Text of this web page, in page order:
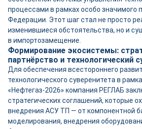
процессами в рамках особо значимого
Федерации. Этот шаг стал не просто
изменившиеся обстоятельства, но и
в импортозамещение.
Формирование экосистемы:
партнёрство и технологический
Для обеспечения всестороннего
технологического суверенитета в
«Нефтегаз-2026» компания РЕГЛАБ
стратегических соглашений, которые
внедрения АСУ ТП — от компонентной
моделирования, внедрения